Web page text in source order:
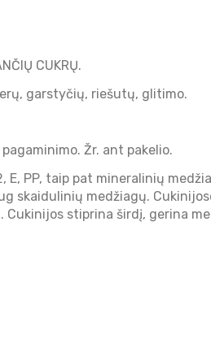
CUKRŲ.
garstyčių, riešutų, glitimo.
Žr. ant pakelio.
E, PP, taip pat mineralinių
skaidulinių medžiagų.
stiprina širdį, gerina